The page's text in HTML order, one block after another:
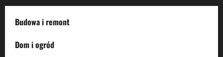
Budowa i remont
Dom i ogród